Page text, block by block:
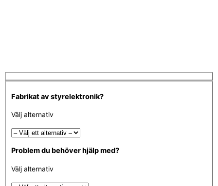
Fabrikat av styrelektronik?
Välj alternativ
Problem du behöver hjälp med?
Välj alternativ